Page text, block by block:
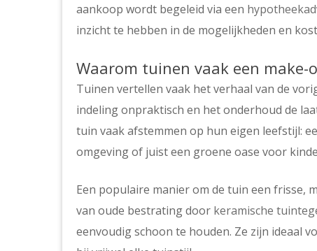
aankoop wordt begeleid via een
inzicht te hebben in de mogelijkheden en
Waarom tuinen vaak een make-
Tuinen vertellen vaak het verhaal van de
indeling onpraktisch en het onderhoud de
tuin vaak afstemmen op hun eigen leefstijl:
omgeving of juist een groene oase voor
Een populaire manier om de tuin een frisse,
van oude bestrating door keramische
eenvoudig schoon te houden. Ze zijn ideaal